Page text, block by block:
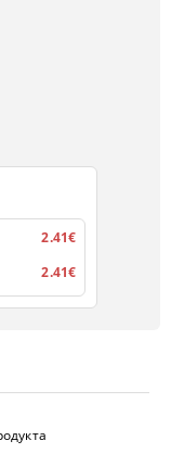
2.41€
2.41€